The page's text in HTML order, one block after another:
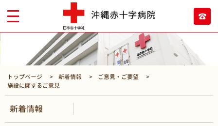
トップページ 新着情報
ご意見・ご要望
施設に関するご意見
新着情報